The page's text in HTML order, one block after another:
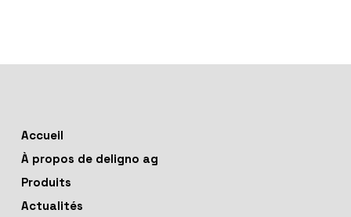
Accueil
À propos de deligno ag
Produits
Actualités